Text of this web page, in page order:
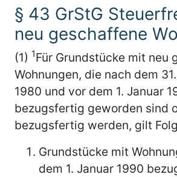
§ 43 GrStG
neu geschaffene
(1) 1Für Grundstücke mit neu
Wohnungen, die nach dem
1980 und vor dem 1. Januar
bezugsfertig geworden sind
bezugsfertig werden, gilt
Grundstücke mit
dem 1. Januar 1990